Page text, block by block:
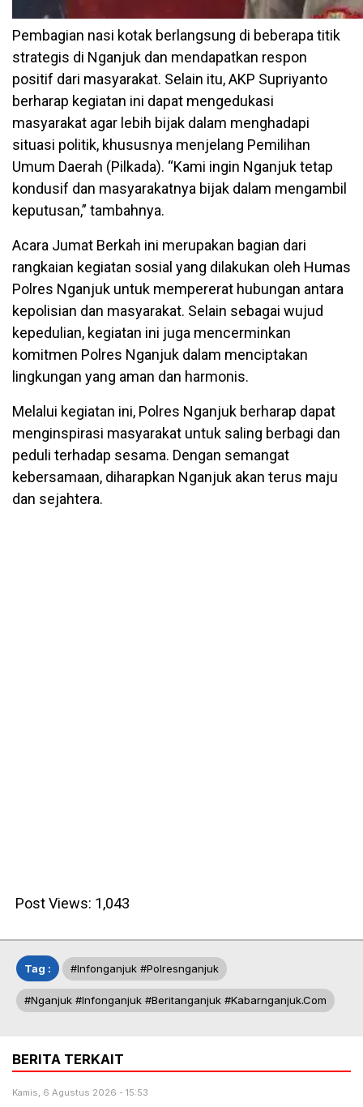
Pembagian nasi kotak berlangsung di beberapa titik
strategis di Nganjuk dan mendapatkan respon
positif dari masyarakat. Selain itu, AKP Supriyanto
berharap kegiatan ini dapat mengedukasi
masyarakat agar lebih bijak dalam menghadapi
situasi politik, khususnya menjelang Pemilihan
Umum Daerah (Pilkada). “Kami ingin Nganjuk tetap
kondusif dan masyarakatnya bijak dalam mengambil
keputusan,” tambahnya.
Acara Jumat Berkah ini merupakan bagian dari
rangkaian kegiatan sosial yang dilakukan oleh Humas
Polres Nganjuk untuk mempererat hubungan antara
kepolisian dan masyarakat. Selain sebagai wujud
kepedulian, kegiatan ini juga mencerminkan
komitmen Polres Nganjuk dalam menciptakan
lingkungan yang aman dan harmonis.
Melalui kegiatan ini, Polres Nganjuk berharap dapat
menginspirasi masyarakat untuk saling berbagi dan
peduli terhadap sesama. Dengan semangat
kebersamaan, diharapkan Nganjuk akan terus maju
dan sejahtera.
Post Views: 1,043
Tag : #infonganjuk #polresnganjuk
#nganjuk #infonganjuk #beritanganjuk #kabarnganjuk.com
BERITA TERKAIT
Kamis, 6 Agustus 2026 - 15:53